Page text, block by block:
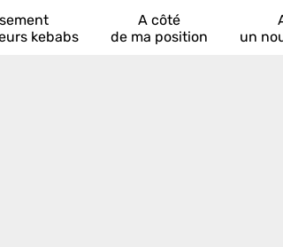
kebabs
A côté
de ma position
un